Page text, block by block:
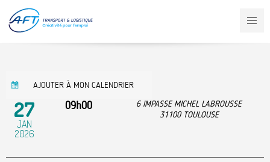
contenu
principal
AJOUTER À MON CALENDRIER
27
JAN
2026
09h00
6 IMPASSE MICHEL LABROUSSE
31100 TOULOUSE